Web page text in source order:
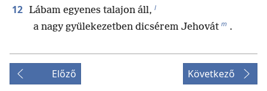
12 Lábam egyenes talajon áll, l
a nagy gyülekezetben dicsérem Jehovát m .
Előző Következő